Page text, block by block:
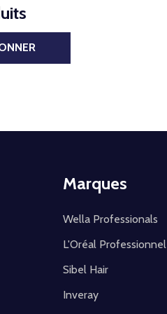
Marques
Wella Professionals
L'Oréal Professionnel
Sibel Hair
Inveray